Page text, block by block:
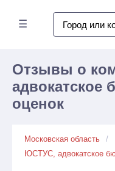
☰
Отзывы о
адвокатское
оценок
Московская область
ЮСТУС, адвокатское